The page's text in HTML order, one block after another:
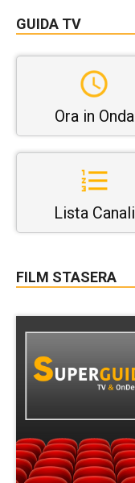
GUIDA TV
Ora in Onda
Lista Canali
FILM STASERA